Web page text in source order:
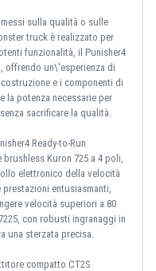
sulla qualità o sulle
truck è realizzato per
funzionalità, il Punisher4
offrendo un\'esperienza di
e i componenti di
potenza necessarie per
sacrificare la qualità.
Ready-to-Run
Kuron 725 a 4 poli,
elettronico della velocità
entusiasmanti,
velocità superiori a 80
con robusti ingranaggi in
una sterzata precisa.
compatto CT2S